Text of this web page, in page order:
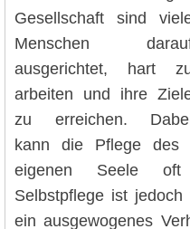
Gesellschaft sind
Menschen
ausgerichtet, hart
arbeiten und ihre
zu erreichen.
kann die Pflege des
eigenen Seele oft
Selbstpflege ist
ein ausgewogenes